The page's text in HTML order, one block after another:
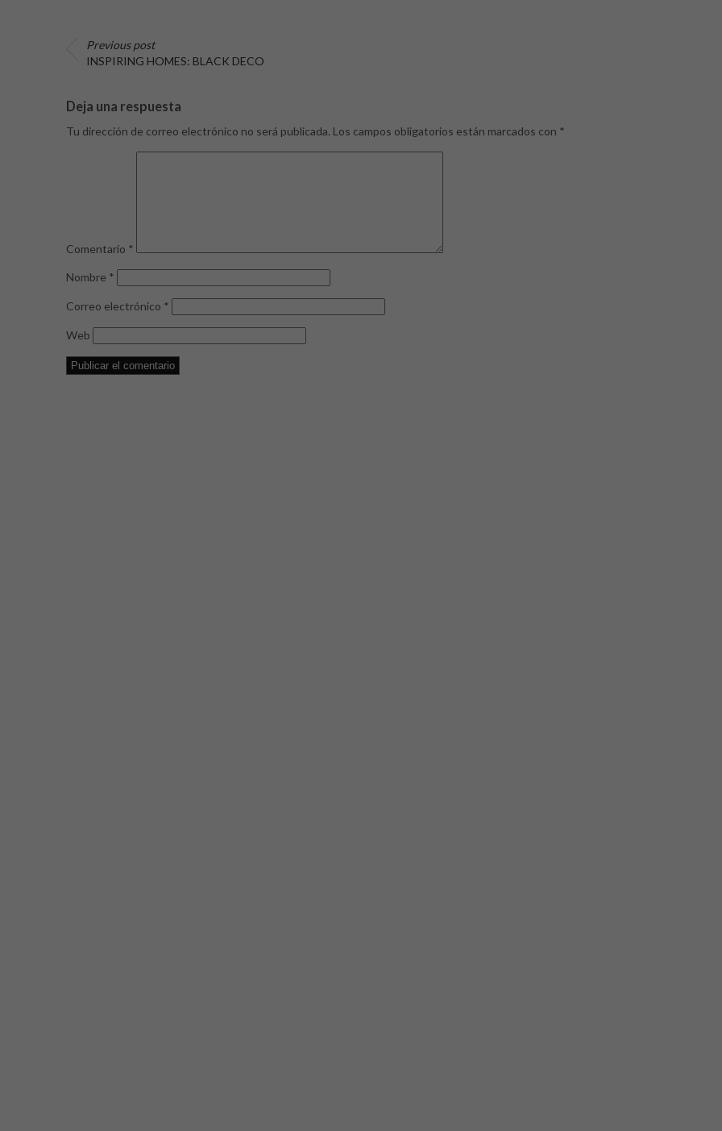
Previous post
INSPIRING HOMES: BLACK DECO
Deja una respuesta
Tu dirección de correo electrónico no será publicada. Los campos obligatorios están marcados con *
Comentario *
Nombre *
Correo electrónico *
Web